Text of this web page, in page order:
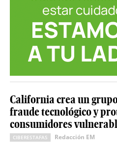
California crea un
fraude tecnológico y
consumidores
CIBERESTAFAS Redacción EM